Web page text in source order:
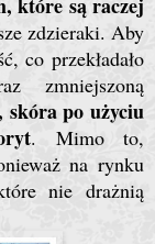
zdzieraki. Aby
co przekładało
zmniejszoną
skóra po użyciu
. Mimo to,
na rynku
nie drażnią